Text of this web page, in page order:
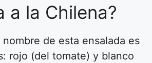
a la Chilena?
de esta ensalada es
rojo (del tomate) y blanco